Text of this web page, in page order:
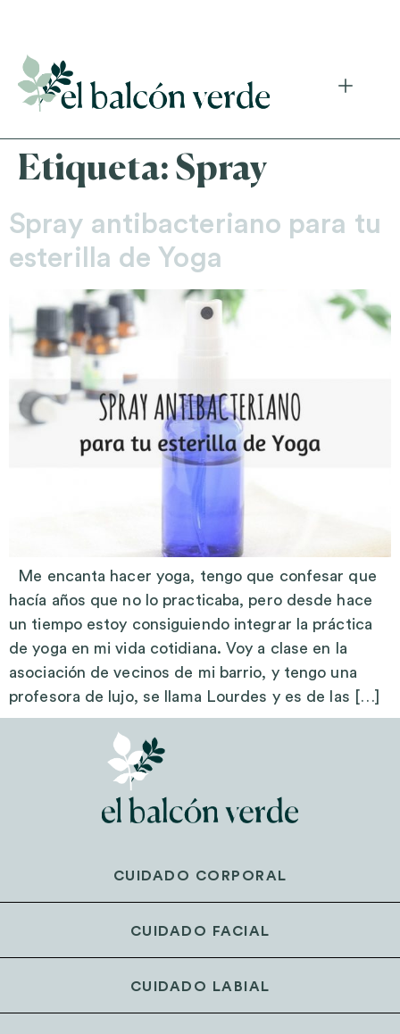
Etiqueta: Spray
Spray antibacteriano para tu
esterilla de Yoga
Me encanta hacer yoga, tengo que confesar que
hacía años que no lo practicaba, pero desde hace
un tiempo estoy consiguiendo integrar la práctica
de yoga en mi vida cotidiana. Voy a clase en la
asociación de vecinos de mi barrio, y tengo una
profesora de lujo, se llama Lourdes y es de las […]
CUIDADO CORPORAL
CUIDADO FACIAL
CUIDADO LABIAL